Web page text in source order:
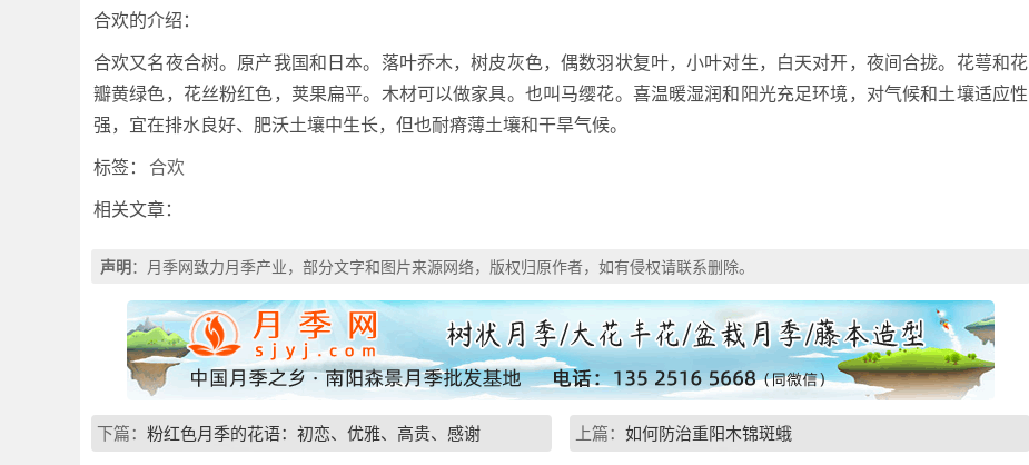
合欢的介绍：
合欢又名夜合树。原产我国和日本。落叶乔木，树皮灰色，偶数羽状复叶，小叶对生，白天对开，夜间合拢。花萼和花
瓣黄绿色，花丝粉红色，荚果扁平。木材可以做家具。也叫马缨花。喜温暖湿润和阳光充足环境，对气候和土壤适应性
强，宜在排水良好、肥沃土壤中生长，但也耐瘠薄土壤和干旱气候。
标签：
合欢
相关文章：
声明：月季网致力月季产业，部分文字和图片来源网络，版权归原作者，如有侵权请联系删除。
下篇： 粉红色月季的花语：初恋、优雅、高贵、感谢 上篇：如何防治重阳木锦斑蛾